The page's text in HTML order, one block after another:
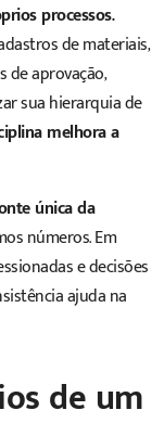
processos.
de materiais,
de aprovação,
sua hierarquia de
melhora a
única da
números. Em
e decisões
ajuda na
de um